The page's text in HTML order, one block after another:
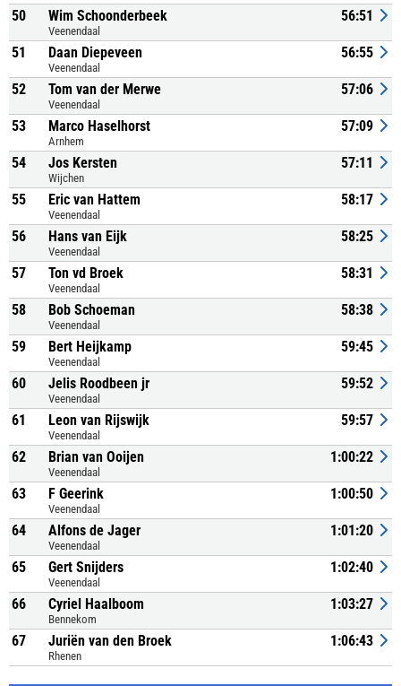
50 Wim Schoonderbeek
Veenendaal
56:51
51 Daan Diepeveen
Veenendaal
56:55
52 Tom van der Merwe
Veenendaal
57:06
53 Marco Haselhorst
Arnhem
57:09
54 Jos Kersten
Wijchen
57:11
55 Eric van Hattem
Veenendaal
58:17
56 Hans van Eijk
Veenendaal
58:25
57 Ton vd Broek
Veenendaal
58:31
58 Bob Schoeman
Veenendaal
58:38
59 Bert Heijkamp
Veenendaal
59:45
60 Jelis Roodbeen jr
Veenendaal
59:52
61 Leon van Rijswijk
Veenendaal
59:57
62 Brian van Ooijen
Veenendaal
1:00:22
63 F Geerink
Veenendaal
1:00:50
64 Alfons de Jager
Veenendaal
1:01:20
65 Gert Snijders
Veenendaal
1:02:40
66 Cyriel Haalboom
Bennekom
1:03:27
67 Juriën van den Broek
Rhenen
1:06:43